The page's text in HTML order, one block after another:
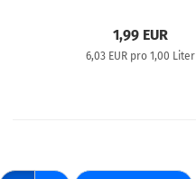
1,99 EUR
6,03 EUR pro 1,00 Liter